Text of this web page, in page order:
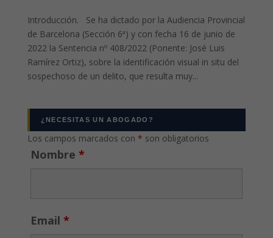
Introducción. Se ha dictado por la Audiencia Provincial
de Barcelona (Sección 6ª) y con fecha 16 de junio de
2022 la Sentencia nº 408/2022 (Ponente: José Luis
Ramírez Ortiz), sobre la identificación visual in situ del
sospechoso de un delito, que resulta muy...
¿NECESITAS UN ABOGADO?
Los campos marcados con * son obligatorios
Nombre *
Email *